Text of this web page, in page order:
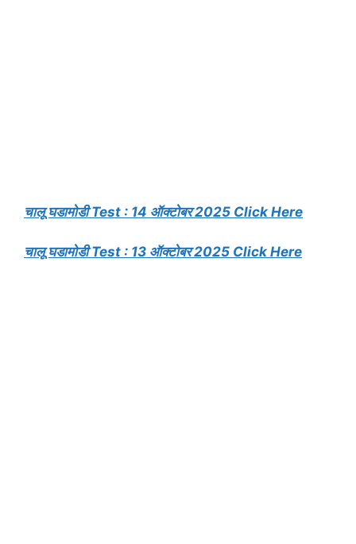
चालू घडामोडी Test : 14 ऑक्टोबर 2025 Click Here
चालू घडामोडी Test : 13 ऑक्टोबर 2025 Click Here